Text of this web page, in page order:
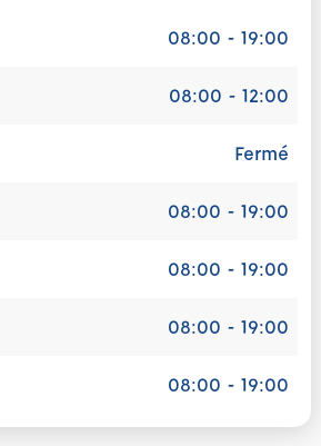
08:00 - 19:00
08:00 - 12:00
Fermé
08:00 - 19:00
08:00 - 19:00
08:00 - 19:00
08:00 - 19:00